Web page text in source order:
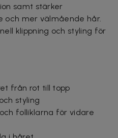
samt stärker
mer välmående hår.
klippning och styling för
från rot till topp
styling
folliklarna för vidare